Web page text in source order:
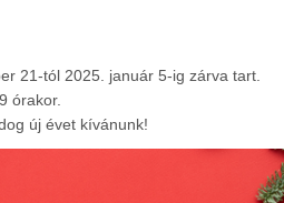
21-tól 2025. január 5-ig zárva tart.
, 9 órakor.
új évet kívánunk!